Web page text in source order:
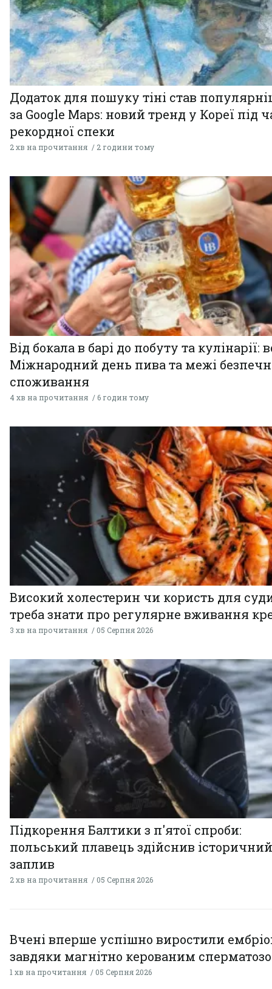
Додаток для пошуку тіні став
за Google Maps: новий тренд у Кореї під
рекордної спеки
2 хв на прочитання 2 години тому
Від бокала в барі до побуту та кулінарії:
Міжнародний день пива та межі
споживання
4 хв на прочитання 6 годин тому
Високий холестерин чи користь для
треба знати про регулярне вживання
3 хв на прочитання 05 Серпня 2026
Підкорення Балтики з п'ятої спроби:
польський плавець здійснив історичний
заплив
2 хв на прочитання 05 Серпня 2026
Вчені вперше успішно виростили
завдяки магнітно керованим
1 хв на прочитання 05 Серпня 2026